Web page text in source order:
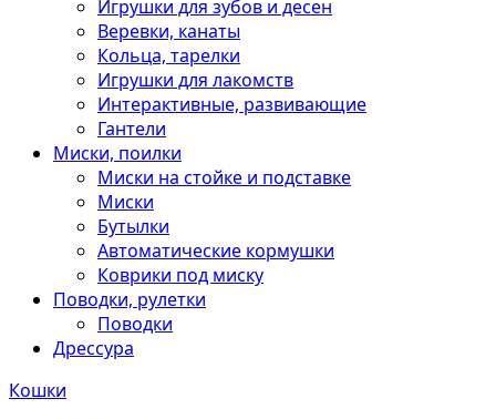
Игрушки для зубов и десен
Веревки, канаты
Кольца, тарелки
Игрушки для лакомств
Интерактивные, развивающие
Гантели
Миски, поилки
Миски на стойке и подставке
Миски
Бутылки
Автоматические кормушки
Коврики под миску
Поводки, рулетки
Поводки
Дрессура
Кошки